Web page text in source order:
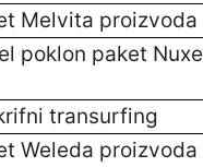
Melvita proizvoda
poklon paket Nuxe
transurfing
Weleda proizvoda